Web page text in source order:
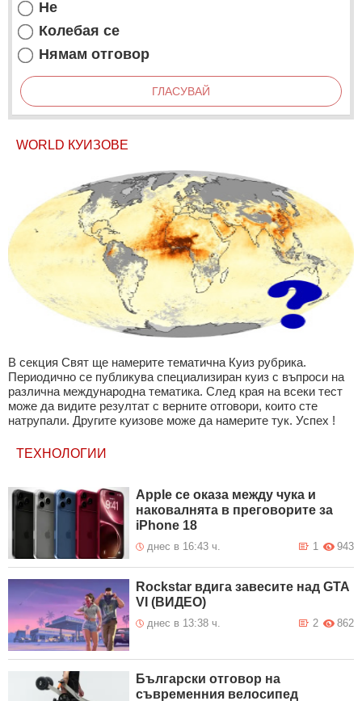
Не
Колебая се
Нямам отговор
ГЛАСУВАЙ
WORLD КУИЗОВЕ
В секция Свят ще намерите тематична Куиз рубрика.
Периодично се публикува специализиран куиз с въпроси на
различна международна тематика. След края на всеки тест
може да видите резултат с верните отговори, които сте
натрупали. Другите куизове може да намерите тук. Успех !
ТЕХНОЛОГИИ
Apple се оказа между чука и
наковалнята в преговорите за
iPhone 18
днес в 16:43 ч. 943
1
Rockstar вдига завесите над GTA
VI (ВИДЕО)
днес в 13:38 ч. 862
2
Български отговор на
съвременния велосипед